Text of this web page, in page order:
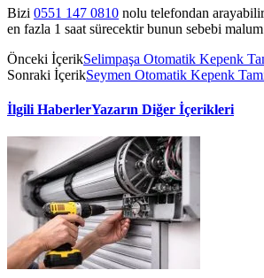
Bizi 0551 147 0810 nolu telefondan
en fazla 1 saat sürecektir bunun sebebi
Önceki İçerikSelimpaşa Otomatik Kepenk
Sonraki İçerikSeymen Otomatik Kepenk
İlgili HaberlerYazarın Diğer İçerikleri